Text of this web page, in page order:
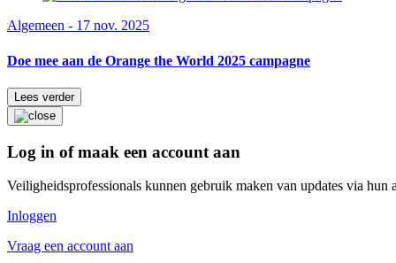
Algemeen - 17 nov. 2025
Doe mee aan de Orange the World 2025 campagne
Lees verder
Log in of maak een account aan
Veiligheidsprofessionals kunnen gebruik maken van updates via hun
Inloggen
Vraag een account aan